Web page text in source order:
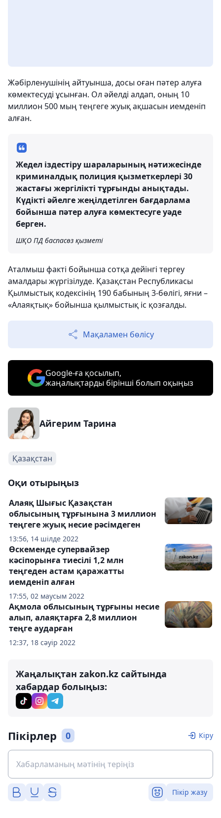
Жәбірленушінің айтуынша, досы оған пәтер алуға
көмектесуді ұсынған. Ол әйелді алдап, оның 10
миллион 500 мың теңгеге жуық ақшасын иемденіп
алған.
Жедел іздестіру шараларының нәтижесінде
криминалдық полиция қызметкерлері 30
жастағы жергілікті тұрғынды анықтады.
Күдікті әйелге жеңілдетілген бағдарлама
бойынша пәтер алуға көмектесуге уәде
берген.
ШҚО ПД баспасөз қызметі
Аталмыш факті бойынша сотқа дейінгі тергеу
амалдары жүргізілуде. Қазақстан Республикасы
Қылмыстық кодексінің 190 бабының 3-бөлігі, яғни –
«Алаяқтық» бойынша қылмыстық іс қозғалды.
Мақаламен бөлісу
Google-ға қосылып,
жаңалықтарды бірінші болып оқыңыз
Айгерим Тарина
Қазақстан
Оқи отырыңыз
13:56, 14 шілде 2022
Алаяқ Шығыс Қазақстан
облысының тұрғынына 3 миллион
теңгеге жуық несие рәсімдеген
17:55, 02 маусым 2022
Өскеменде супервайзер
кәсіпорынға тиесілі 1,2 млн
теңгеден астам қаражатты
иемденіп алған
12:37, 18 сәуір 2022
Ақмола облысының тұрғыны несие
алып, алаяқтарға 2,8 миллион
теңге аударған
Жаңалықтан zakon.kz сайтында
хабардар болыңыз:
Пікірлер 0 Кіру
Пікір жазу